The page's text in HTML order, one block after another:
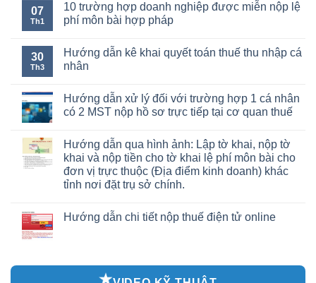
07
Th1
10 trường hợp doanh nghiệp được miễn nộp lệ
phí môn bài hợp pháp
30
Th3
Hướng dẫn kê khai quyết toán thuế thu nhập cá
nhân
Hướng dẫn xử lý đối với trường hợp 1 cá nhân
có 2 MST nộp hồ sơ trực tiếp tại cơ quan thuế
Hướng dẫn qua hình ảnh: Lập tờ khai, nộp tờ
khai và nộp tiền cho tờ khai lệ phí môn bài cho
đơn vị trực thuộc (Địa điểm kinh doanh) khác
tỉnh nơi đặt trụ sở chính.
Hướng dẫn chi tiết nộp thuế điện tử online